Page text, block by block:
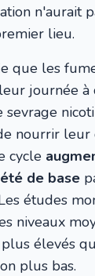
n'aurait
lieu.
que les
journée
sevrage
nourrir leur
cycle
de base
études
niveaux
élevés
plus bas.